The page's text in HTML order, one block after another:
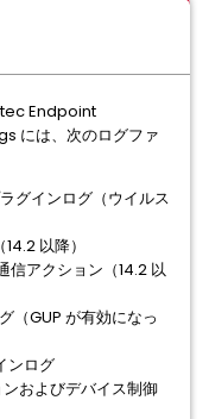
Endpoint
は、次のログファ
グインログ（ウイルス
以降）
アクション（14.2 以
（GUP が有効になっ
ンログ
およびデバイス制御